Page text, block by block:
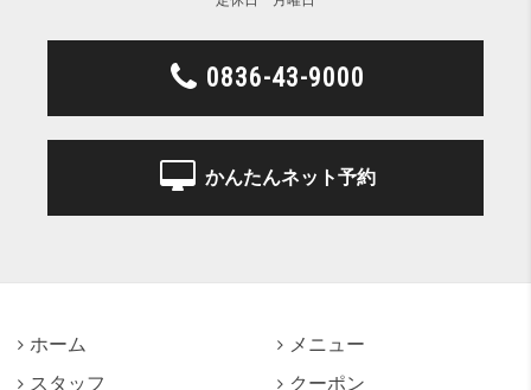
0836-43-9000
かんたんネット予約
ホーム
メニュー
スタッフ
クーポン